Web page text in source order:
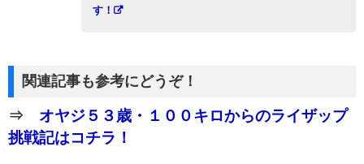
す！
関連記事も参考にどうぞ！
⇒ オヤジ５３歳・１００キロからのライザップ
挑戦記はコチラ！